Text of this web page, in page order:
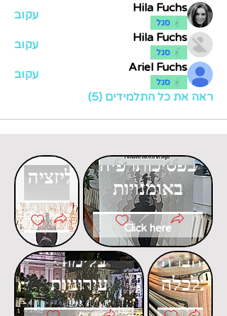
Hila Fuchs
סגל
עקוב
Hila Fuchs
סגל
עקוב
Ariel Fuchs
סגל
עקוב
ראה את כל התלמידים (5)
דוקטורט
בגלובליזציה
Click here
בפסיכותרפיה
באומנויות
Click here
דוקטורט
בלימודי
עירוניות
דוקטורט
בחברה
וכלכלה